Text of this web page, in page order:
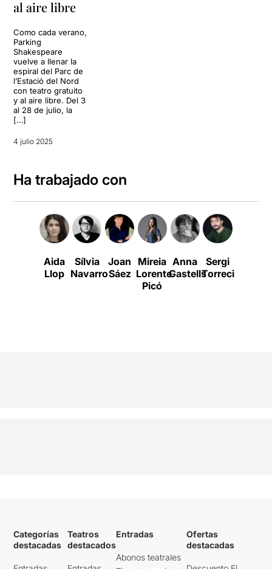
al aire libre
Como cada verano,
Parking
Shakespeare
vuelve a llenar la
espiral del Parc de
l’Estació del Nord
con teatro gratuito
y al aire libre. Del 3
al 28 de julio, la
[…]
4 julio 2025
Ha trabajado con
Aida
Llop
Sílvia
Navarro
Joan
Sáez
Mireia
Lorente-
Picó
Anna
Castells
Sergi
Torrecilla
Categorías
destacadas
Teatros
destacados
Entradas
Abonos teatrales
Ofertas
destacadas